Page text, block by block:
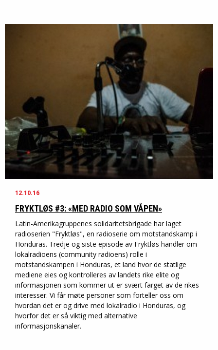
12.10.16
FRYKTLØS #3: «MED RADIO SOM VÅPEN»
Latin-Amerikagruppenes solidaritetsbrigade har laget
radioserien "Fryktløs", en radioserie om motstandskamp i
Honduras. Tredje og siste episode av Fryktløs handler om
lokalradioens (community radioens) rolle i
motstandskampen i Honduras, et land hvor de statlige
mediene eies og kontrolleres av landets rike elite og
informasjonen som kommer ut er svært farget av de rikes
interesser. Vi får møte personer som forteller oss om
hvordan det er og drive med lokalradio i Honduras, og
hvorfor det er så viktig med alternative
informasjonskanaler.